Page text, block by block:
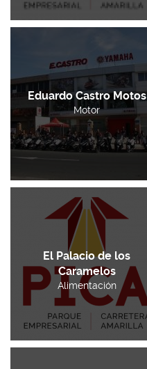
Eduardo Castro Motos
Motor
El Palacio de los
Caramelos
Alimentación